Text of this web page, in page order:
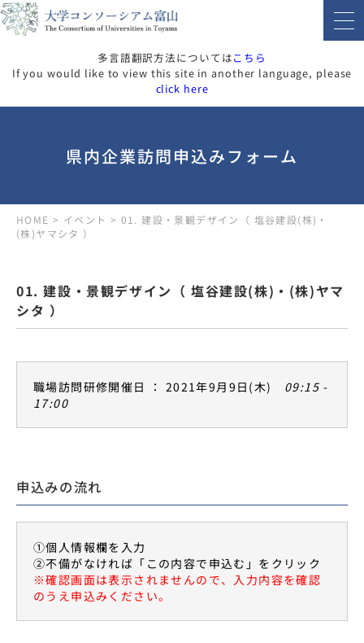
多言語翻訳方法についてはこちら
If you would like to view this site in another language, please
click here
県内企業訪問申込みフォーム
HOME > イベント > 01. 建設・景観デザイン（ 塩谷建設(株)・
(株)ヤマシタ ）
01. 建設・景観デザイン（ 塩谷建設(株)・(株)ヤマ
シタ ）
職場訪問研修開催日 ： 2021年9月9日(木) 09:15 -
17:00
申込みの流れ
①個人情報欄を入力
②不備がなければ「この内容で申込む」をクリック
※確認画面は表示されませんので、入力内容を確認
のうえ申込みください。